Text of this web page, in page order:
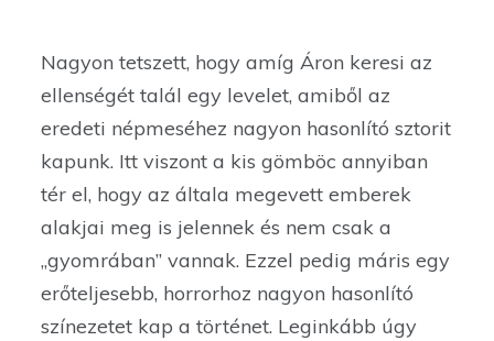
Nagyon tetszett, hogy amíg Áron keresi az
ellenségét talál egy levelet, amiből az
eredeti népmeséhez nagyon hasonlító sztorit
kapunk. Itt viszont a kis gömböc annyiban
tér el, hogy az általa megevett emberek
alakjai meg is jelennek és nem csak a
„gyomrában” vannak. Ezzel pedig máris egy
erőteljesebb, horrorhoz nagyon hasonlító
színezetet kap a történet. Leginkább úgy